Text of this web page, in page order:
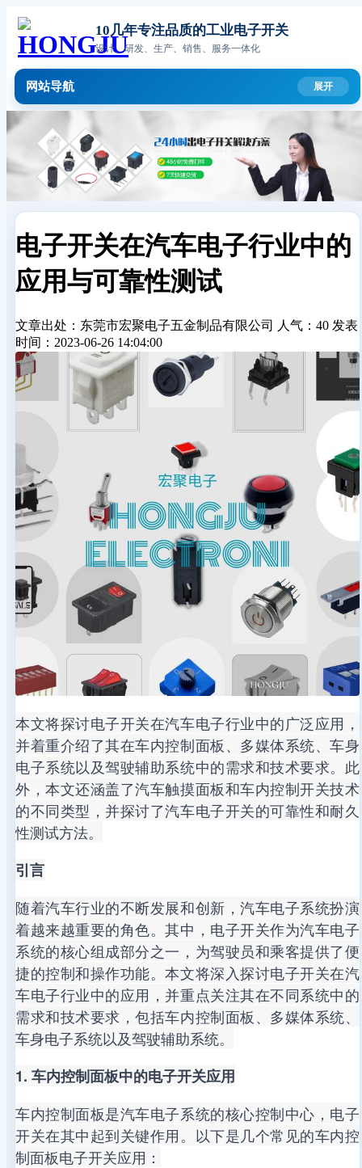
10几年专注品质的工业电子开关
设计、研发、生产、销售、服务一体化
网站导航
电子开关在汽车电子行业中的
应用与可靠性测试
文章出处：东莞市宏聚电子五金制品有限公司 人气：40 发表
时间：2023-06-26 14:04:00
本文将探讨电子开关在汽车电子行业中的广泛应用，
并着重介绍了其在车内控制面板、多媒体系统、车身
电子系统以及驾驶辅助系统中的需求和技术要求。此
外，本文还涵盖了汽车触摸面板和车内控制开关技术
的不同类型，并探讨了汽车电子开关的可靠性和耐久
性测试方法。
引言
随着汽车行业的不断发展和创新，汽车电子系统扮演
着越来越重要的角色。其中，电子开关作为汽车电子
系统的核心组成部分之一，为驾驶员和乘客提供了便
捷的控制和操作功能。本文将深入探讨电子开关在汽
车电子行业中的应用，并重点关注其在不同系统中的
需求和技术要求，包括车内控制面板、多媒体系统、
车身电子系统以及驾驶辅助系统。
1. 车内控制面板中的电子开关应用
车内控制面板是汽车电子系统的核心控制中心，电子
开关在其中起到关键作用。以下是几个常见的车内控
制面板电子开关应用：